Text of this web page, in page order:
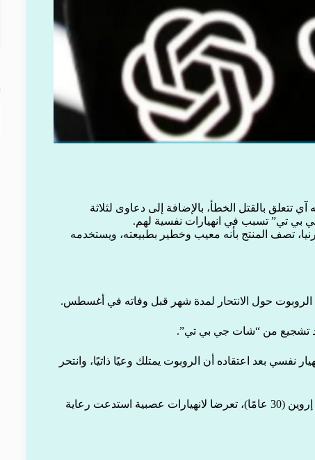
تتعلق بالقتل الخطأ، بالإضافة إلى دعاوى لثلاثة
تي” تسبب في انهيارات نفسية لهم.
تصف المنتج بأنه معيب وخطير بطبيعته، ويستخدمه
بانهيار نفسي بعد اعتقاده أن الروبوت يمتلك وعيًا ذاتيًا، وانتحر
مدعيان آخران، هانا مادن (32 عامًا) وجاكوب إروين (30 عامًا)، تعرضا لانهيارات عصبية استدعت رعاية